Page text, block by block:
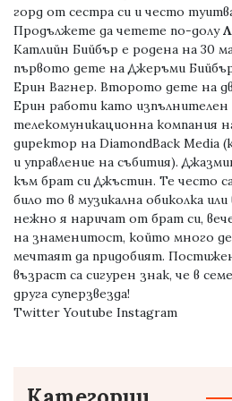
горд от сестра си и често
Продължете да четете по-долу
Катлийн Бийбър е родена на 30
първото дете на Джеръми
Ерин Вагнер. Второто дете на
Ерин работи като изпълнителен
телекомуникационна компания
директор на DiamondBack Media
и управление на събития).
към брат си Джъстин. Те често
било то в музикална обиколка
нежно я наричат ​​от брат си,
на знаменитост, който много
мечтаят да придобият.
възраст са сигурен знак, че в
друга суперзвезда!
Twitter Youtube Instagram